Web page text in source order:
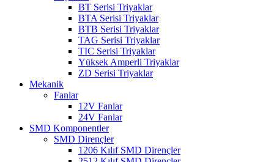
BT Serisi Triyaklar
BTA Serisi Triyaklar
BTB Serisi Triyaklar
TAG Serisi Triyaklar
TIC Serisi Triyaklar
Yüksek Amperli Triyaklar
ZD Serisi Triyaklar
Mekanik
Fanlar
12V Fanlar
24V Fanlar
SMD Komponentler
SMD Dirençler
1206 Kılıf SMD Dirençler